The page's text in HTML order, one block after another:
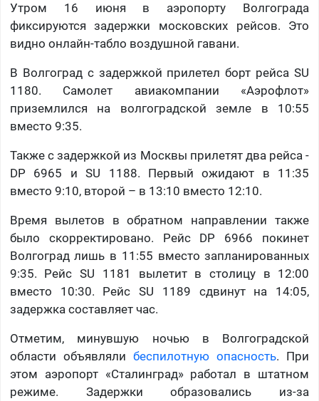
Утром 16 июня в аэропорту Волгограда
фиксируются задержки московских рейсов. Это
видно онлайн-табло воздушной гавани.
В Волгоград с задержкой прилетел борт рейса SU
1180. Самолет авиакомпании «Аэрофлот»
приземлился на волгоградской земле в 10:55
вместо 9:35.
Также с задержкой из Москвы прилетят два рейса -
DP 6965 и SU 1188. Первый ожидают в 11:35
вместо 9:10, второй – в 13:10 вместо 12:10.
Время вылетов в обратном направлении также
было скорректировано. Рейс DP 6966 покинет
Волгоград лишь в 11:55 вместо запланированных
9:35. Рейс SU 1181 вылетит в столицу в 12:00
вместо 10:30. Рейс SU 1189 сдвинут на 14:05,
задержка составляет час.
Отметим, минувшую ночью в Волгоградской
области объявляли беспилотную опасность. При
этом аэропорт «Сталинград» работал в штатном
режиме. Задержки образовались из-за